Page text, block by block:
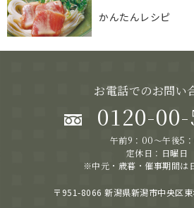
かんたんレシピ
お電話でのお問い
0120-
午前9：00～午後5
定休日：日曜日
※中元・歳暮・催事期間は
〒951-8066 新潟県新潟市中央区